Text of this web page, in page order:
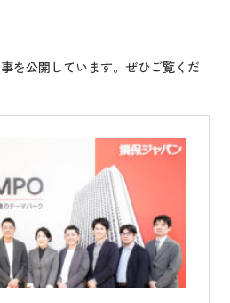
を公開しています。ぜひご覧くだ